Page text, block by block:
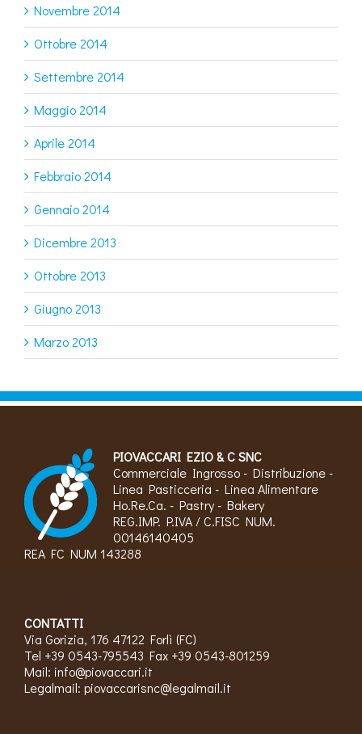
Novembre 2014
Ottobre 2014
Settembre 2014
Maggio 2014
Aprile 2014
Febbraio 2014
Gennaio 2014
Dicembre 2013
Ottobre 2013
Giugno 2013
Marzo 2013
PIOVACCARI EZIO & C SNC
Commerciale Ingrosso - Distribuzione -
Linea Pasticceria - Linea Alimentare
Ho.Re.Ca. - Pastry - Bakery
REG.IMP. P.IVA / C.FISC NUM.
00146140405
REA FC NUM 143288
CONTATTI
Via Gorizia, 176 47122 Forlì (FC)
Tel +39 0543-795543 Fax +39 0543-801259
Mail: info@piovaccari.it
Legalmail: piovaccarisnc@legalmail.it